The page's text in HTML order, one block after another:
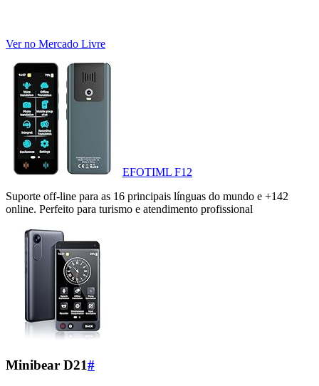
Ver no Mercado Livre
EFOTIML F12
Suporte off-line para as 16 principais línguas do mundo e +142
online. Perfeito para turismo e atendimento profissional
Minibear ‎D21#